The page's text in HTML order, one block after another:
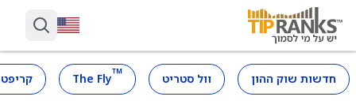
חדשות שוק ההון וול סטריט ™
The Fly